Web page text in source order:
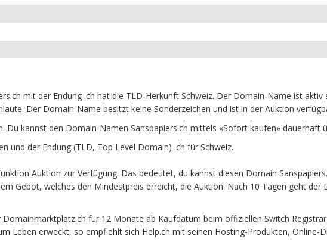
mit der Endung .ch hat die TLD-Herkunft Schweiz. Der Domain-Name ist aktiv
Der Domain-Name besitzt keine Sonderzeichen und ist in der Auktion
Du kannst den Domain-Namen Sanspapiers.ch mittels «Sofort kaufen» dauerhaft
und der Endung (TLD, Top Level Domain) .ch für Schweiz.
Auktion zur Verfügung. Das bedeutet, du kannst diesen Domain
Gebot, welches den Mindestpreis erreicht, die Auktion. Nach 10 Tagen geht der
für 12 Monate ab Kaufdatum beim offiziellen Switch Registrar
Leben erweckt, so empfiehlt sich Help.ch mit seinen Hosting-Produkten, Online-